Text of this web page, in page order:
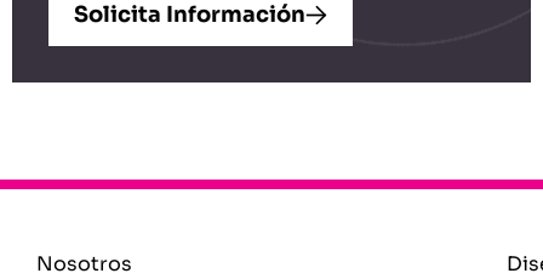
Solicita Información
Nosotros